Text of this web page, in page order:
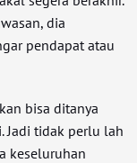
dia
pendapat atau
bisa ditanya
Jadi tidak perlu lah
keseluruhan